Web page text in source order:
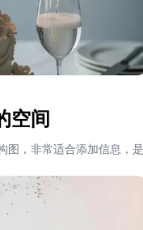
空间
图，非常适合添加信息，